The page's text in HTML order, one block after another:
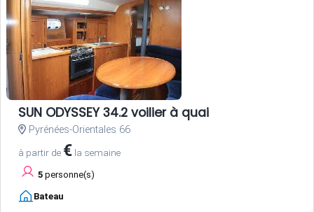
SUN ODYSSEY 34.2 voilier à quai
Pyrénées-Orientales 66
à partir de € la semaine
5 personne(s)
Bateau